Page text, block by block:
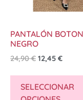
PANTALÓN
NEGRO
24,90€ 12,45 €
SELECCIONAR